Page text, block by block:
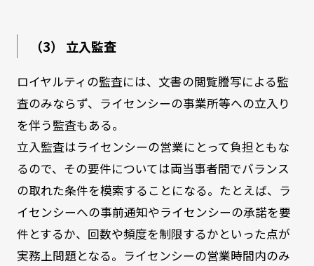
（3） 立入監査
ロイヤルティの監査には、文書の閲覧謄写による監
査のみならず、ライセンシーの事業所等への立入り
を伴う監査もある。
立入監査はライセンシーの営業にとって負担ともな
るので、その要件については両当事者間でバランス
の取れた条件を模索することになる。たとえば、ラ
イセンシーへの事前通知やライセンシーの承諾を要
件とするか、回数や頻度を制限するかといった点が
実務上問題となる。ライセンシーの営業時間内のみ